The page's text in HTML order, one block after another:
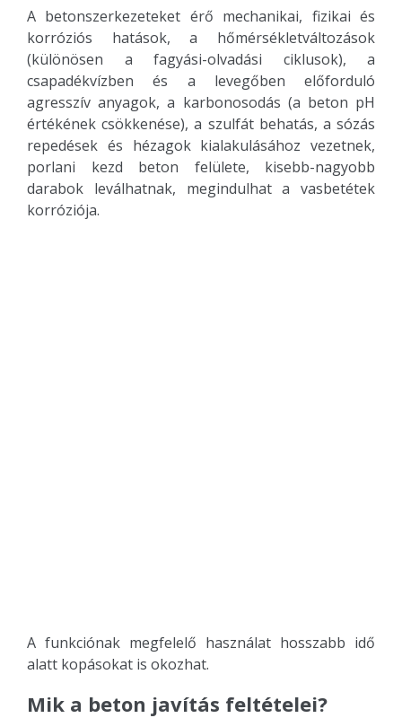
A betonszerkezeteket érő mechanikai, fizikai és
korróziós hatások, a hőmérsékletváltozások
(különösen a fagyási-olvadási ciklusok), a
csapadékvízben és a levegőben előforduló
agresszív anyagok, a karbonosodás (a beton pH
értékének csökkenése), a szulfát behatás, a sózás
repedések és hézagok kialakulásához vezetnek,
porlani kezd beton felülete, kisebb-nagyobb
darabok leválhatnak, megindulhat a vasbetétek
korróziója.
A funkciónak megfelelő használat hosszabb idő
alatt kopásokat is okozhat.
Mik a beton javítás feltételei?